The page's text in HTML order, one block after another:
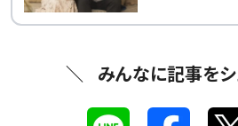
みんなに記事を